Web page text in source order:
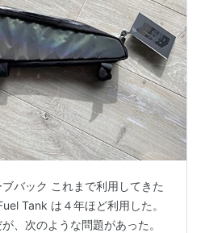
バック これまで利用してきた
Tank は４年ほど利用した。
、次のような問題があった。